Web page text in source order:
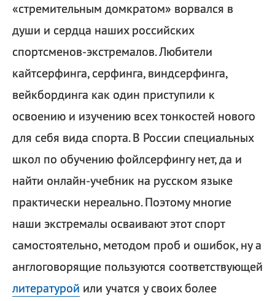
«стремительным домкратом» ворвался в
души и сердца наших российских
спортсменов-экстремалов. Любители
кайтсерфинга, серфинга, виндсерфинга,
вейкбординга как один приступили к
освоению и изучению всех тонкостей нового
для себя вида спорта. В России специальных
школ по обучению фойлсерфингу нет, да и
найти онлайн-учебник на русском языке
практически нереально. Поэтому многие
наши экстремалы осваивают этот спорт
самостоятельно, методом проб и ошибок, ну а
англоговорящие пользуются соответствующей
литературой или учатся у своих более